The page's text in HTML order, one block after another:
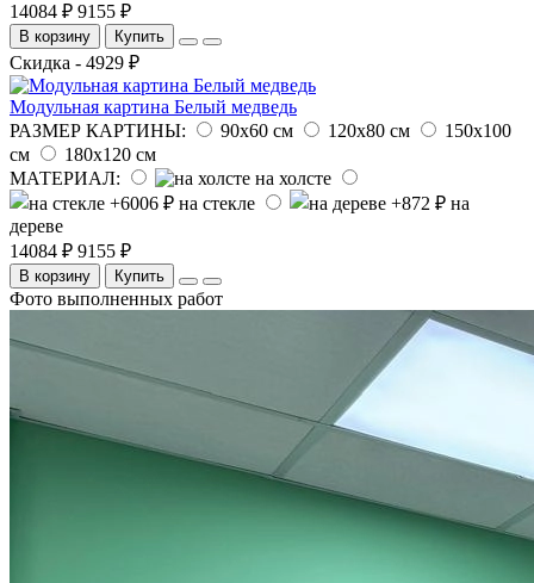
14084 ₽ 9155 ₽
В корзину Купить
Скидка - 4929 ₽
Модульная картина Белый медведь
РАЗМЕР КАРТИНЫ:
90х60 см 120х80 см
150х100
см
180х120 см
МАТЕРИАЛ:
на холсте
на стекле
на
дереве
14084 ₽ 9155 ₽
В корзину Купить
Фото выполненных работ